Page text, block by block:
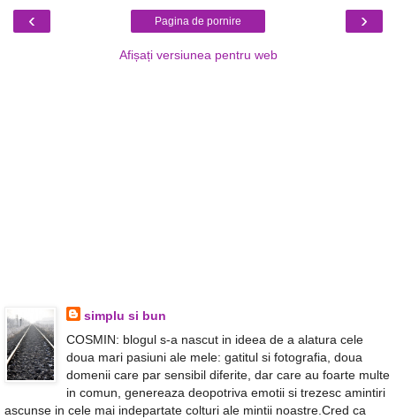
‹ ›
Pagina de pornire
Afișați versiunea pentru web
simplu si bun
COSMIN: blogul s-a nascut in ideea de a alatura cele
doua mari pasiuni ale mele: gatitul si fotografia, doua
domenii care par sensibil diferite, dar care au foarte multe
in comun, genereaza deopotriva emotii si trezesc amintiri
ascunse in cele mai indepartate colturi ale mintii noastre.Cred ca